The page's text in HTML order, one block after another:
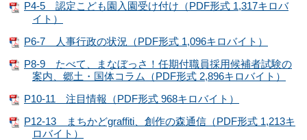
P4-5 認定こども園入園受け付け（PDF形式 1,317キロバ
イト）
P6-7 人事行政の状況（PDF形式 1,096キロバイト）
P8-9 たべて、まなぼっさ！任期付職員採用候補者試験の
案内、郷土・国体コラム（PDF形式 2,896キロバイト）
P10-11 注目情報（PDF形式 968キロバイト）
P12-13 まちかどgraffiti、創作の森通信（PDF形式 1,213キ
ロバイト）